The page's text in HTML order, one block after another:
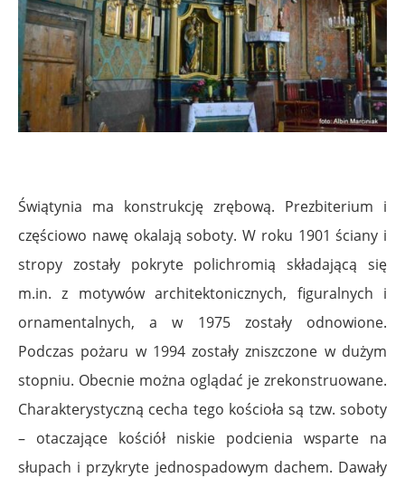
Świątynia ma konstrukcję zrębową. Prezbiterium i
częściowo nawę okalają soboty. W roku 1901 ściany i
stropy zostały pokryte polichromią składającą się
m.in. z motywów architektonicznych, figuralnych i
ornamentalnych, a w 1975 zostały odnowione.
Podczas pożaru w 1994 zostały zniszczone w dużym
stopniu. Obecnie można oglądać je zrekonstruowane.
Charakterystyczną cecha tego kościoła są tzw. soboty
– otaczające kościół niskie podcienia wsparte na
słupach i przykryte jednospadowym dachem. Dawały